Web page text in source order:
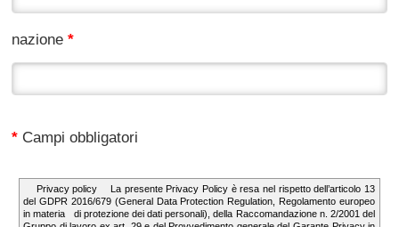
nazione*
* Campi obbligatori